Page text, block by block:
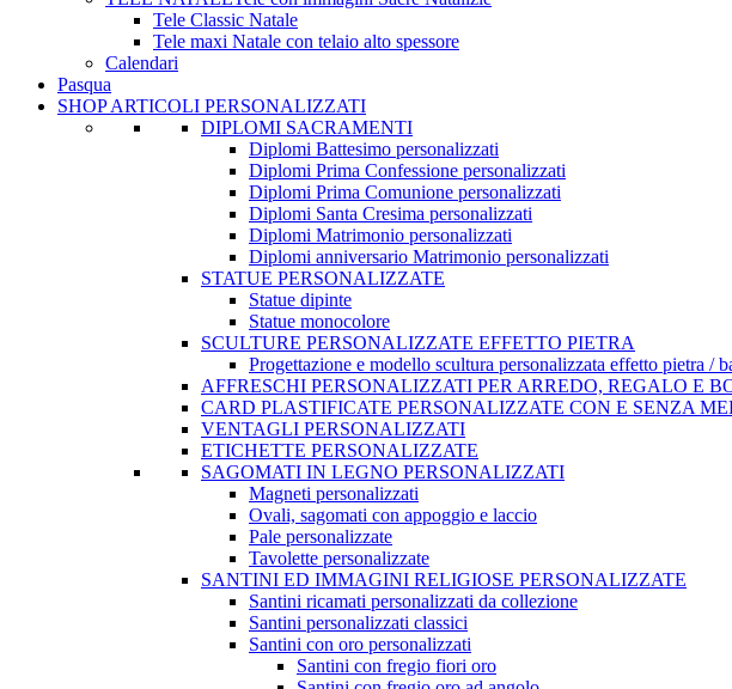
Tele Classic Natale
Tele maxi Natale con telaio alto spessore
Calendari
Pasqua
SHOP ARTICOLI PERSONALIZZATI
DIPLOMI SACRAMENTI
Diplomi Battesimo personalizzati
Diplomi Prima Confessione personalizzati
Diplomi Prima Comunione personalizzati
Diplomi Santa Cresima personalizzati
Diplomi Matrimonio personalizzati
Diplomi anniversario Matrimonio personalizzati
STATUE PERSONALIZZATE
Statue dipinte
Statue monocolore
SCULTURE PERSONALIZZATE EFFETTO PIETRA
Progettazione e modello scultura personalizzata effetto pietra /
AFFRESCHI PERSONALIZZATI PER ARREDO, REGALO E
CARD PLASTIFICATE PERSONALIZZATE CON E SENZA
VENTAGLI PERSONALIZZATI
ETICHETTE PERSONALIZZATE
SAGOMATI IN LEGNO PERSONALIZZATI
Magneti personalizzati
Ovali, sagomati con appoggio e laccio
Pale personalizzate
Tavolette personalizzate
SANTINI ED IMMAGINI RELIGIOSE PERSONALIZZATE
Santini ricamati personalizzati da collezione
Santini personalizzati classici
Santini con oro personalizzati
Santini con fregio fiori oro